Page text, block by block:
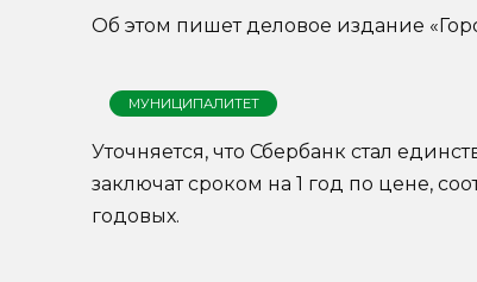
Об этом пишет деловое издание
МУНИЦИПАЛИТЕТ
Уточняется, что Сбербанк стал
заключат сроком на 1 год по цене,
годовых.